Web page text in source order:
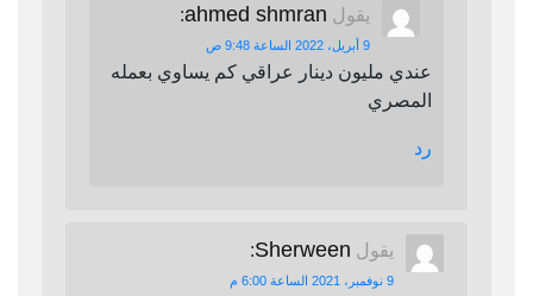
يقول ahmed shmran
:
9 أبريل، 2022 الساعة 9:48 ص
عندي مليون دينار عراقي كم يساوي بعمله
المصري
رد
يقول Sherween
:
9 نوفمبر، 2021 الساعة 6:00 م